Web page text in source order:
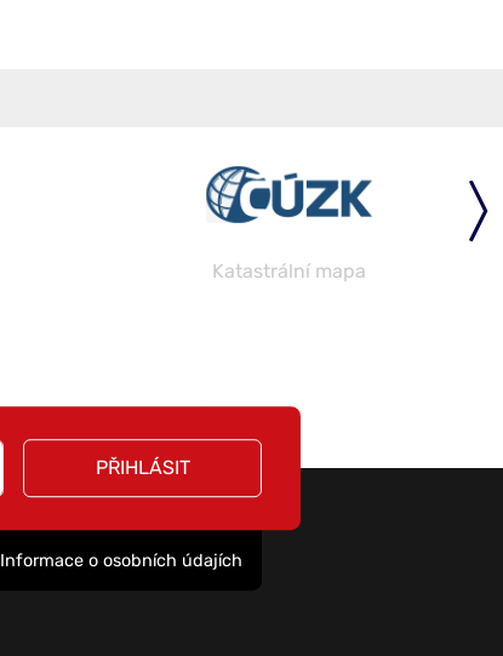
Katastrální mapa
PŘIHLÁSIT
Informace o osobních údajích